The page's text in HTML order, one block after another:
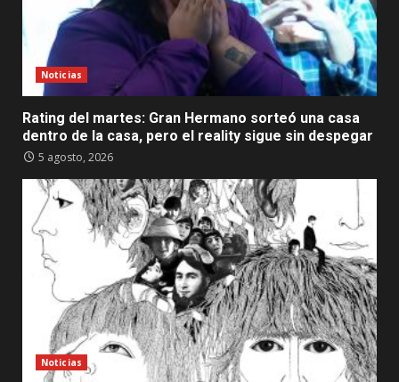
Noticias
Rating del martes: Gran Hermano sorteó una casa
dentro de la casa, pero el reality sigue sin despegar
5 agosto, 2026
Noticias